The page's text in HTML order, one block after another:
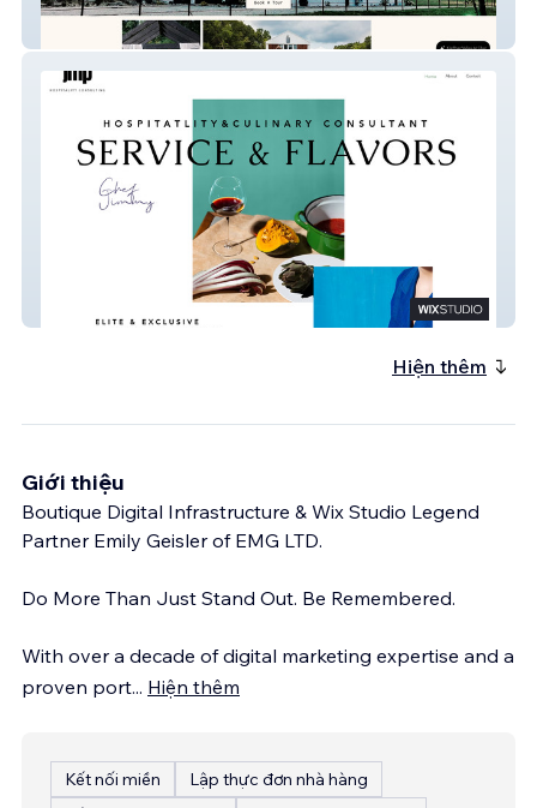
Kleffner Valley
Hiện thêm
Giới thiệu
Boutique Digital Infrastructure & Wix Studio Legend
Partner Emily Geisler of EMG LTD.
Do More Than Just Stand Out. Be Remembered.
With over a decade of digital marketing expertise and a
proven port... Hiện thêm
Kết nối miền
Lập thực đơn nhà hàng